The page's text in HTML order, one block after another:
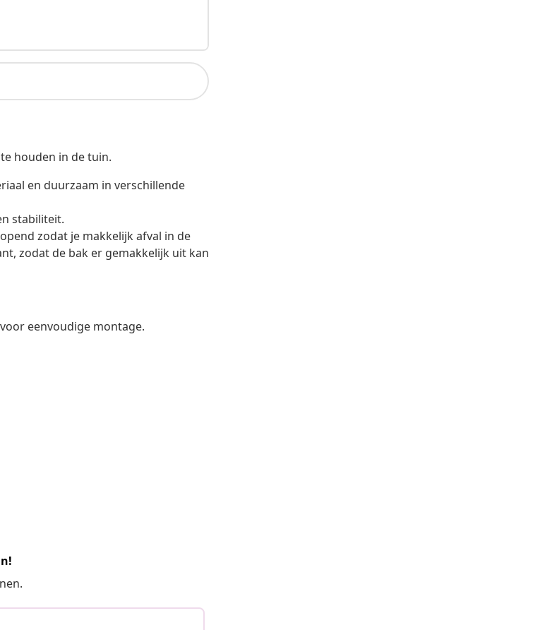
houden in de tuin.
en duurzaam in verschillende
stabiliteit.
zodat je makkelijk afval in de
zodat de bak er gemakkelijk uit kan
eenvoudige montage.